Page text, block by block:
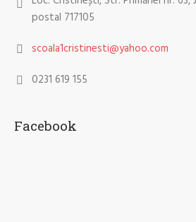
postal 717105
scoala1cristinesti@yahoo.com
0231 619 155
Facebook